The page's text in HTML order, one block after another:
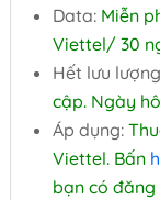
Data: Miễn
Viettel/ 30
Hết lưu
cập. Ngày
Áp dụng:
Viettel. Bấn
bạn có